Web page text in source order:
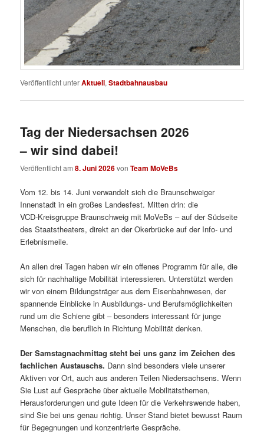
Veröffentlicht unterAktuell,Stadtbahnausbau
Tag der Niedersachsen 2026
– wir sind dabei!
Veröffentlicht am8. Juni 2026vonTeam MoVeBs
Vom 12. bis 14. Juni verwandelt sich die Braunschweiger
Innenstadt in ein großes Landesfest. Mitten drin: die
VCD‑Kreisgruppe Braunschweig mit MoVeBs – auf der Südseite
des Staatstheaters, direkt an der Okerbrücke auf der Info‑ und
Erlebnismeile.
An allen drei Tagen haben wir ein offenes Programm für alle, die
sich für nachhaltige Mobilität interessieren. Unterstützt werden
wir von einem Bildungsträger aus dem Eisenbahnwesen, der
spannende Einblicke in Ausbildungs‑ und Berufsmöglichkeiten
rund um die Schiene gibt – besonders interessant für junge
Menschen, die beruflich in Richtung Mobilität denken.
Der Samstagnachmittag steht bei uns ganz im Zeichen des
fachlichen Austauschs. Dann sind besonders viele unserer
Aktiven vor Ort, auch aus anderen Teilen Niedersachsens. Wenn
Sie Lust auf Gespräche über aktuelle Mobilitätsthemen,
Herausforderungen und gute Ideen für die Verkehrswende haben,
sind Sie bei uns genau richtig. Unser Stand bietet bewusst Raum
für Begegnungen und konzentrierte Gespräche.